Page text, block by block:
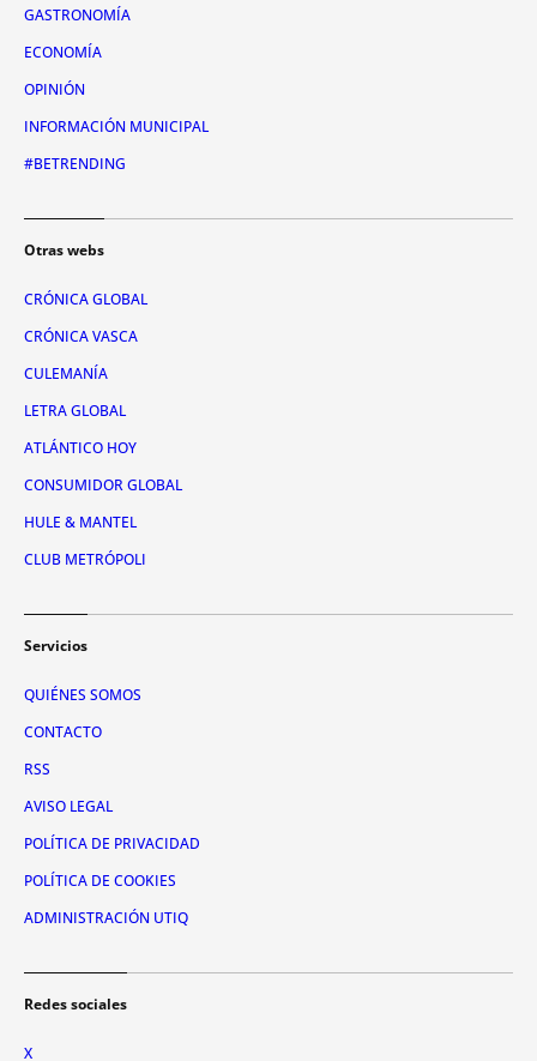
GASTRONOMÍA
ECONOMÍA
OPINIÓN
INFORMACIÓN MUNICIPAL
#BETRENDING
Otras webs
CRÓNICA GLOBAL
CRÓNICA VASCA
CULEMANÍA
LETRA GLOBAL
ATLÁNTICO HOY
CONSUMIDOR GLOBAL
HULE & MANTEL
CLUB METRÓPOLI
Servicios
QUIÉNES SOMOS
CONTACTO
RSS
AVISO LEGAL
POLÍTICA DE PRIVACIDAD
POLÍTICA DE COOKIES
ADMINISTRACIÓN UTIQ
Redes sociales
X